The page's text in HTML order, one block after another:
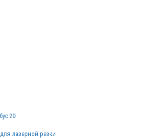
2D
лазерной резки